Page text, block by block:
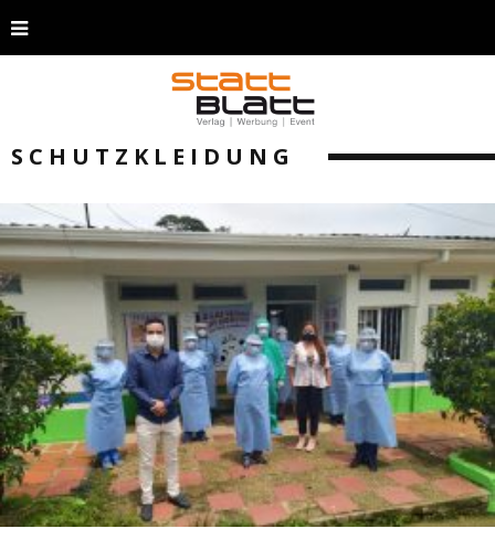
SCHUTZKLEIDUNG